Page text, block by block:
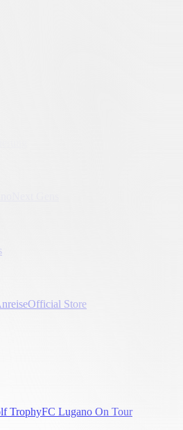
Official Store
TrophyFC Lugano On Tour